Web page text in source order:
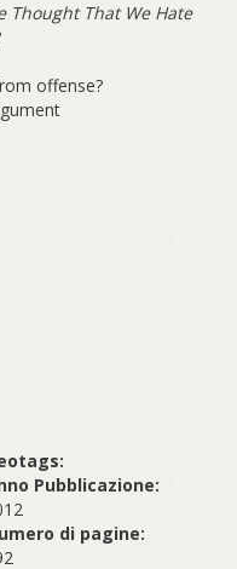
Thought That We Hate
offense?
Pubblicazione:
di pagine: